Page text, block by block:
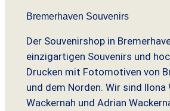
Bremerhaven Souvenirs
Der Souvenirshop in
einzigartigen Souvenirs und
Drucken mit Fotomotiven von
und dem Norden. Wir sind Ilona
Wackernah und Adrian